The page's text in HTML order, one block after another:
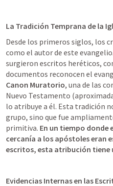
La Tradición Temprana de la
Desde los primeros siglos, los
como el autor de este
surgieron escritos heréticos,
documentos reconocen el
Canon Muratorio, una de las
Nuevo Testamento
lo atribuye a él. Esta tradición
grupo, sino que fue
primitiva. En un tiempo donde
cercanía a los apóstoles eran
escritos, esta atribución tiene
Evidencias Internas en las